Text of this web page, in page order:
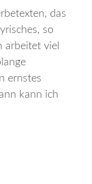
das
so
arbeitet viel
ernstes
kann ich